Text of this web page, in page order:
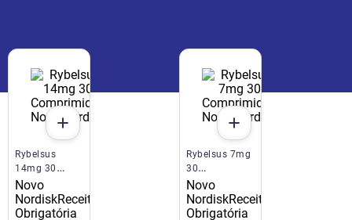
Rybelsus
14mg 30
Comprimidos
Novo Nordisk
Novo
NordiskReceita
Obrigatória
Rybelsus 7mg
30
Comprimidos
Novo Nordisk
Novo
NordiskReceita
Obrigatória